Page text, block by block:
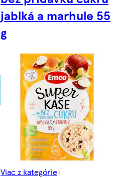
jablká a marhule 55
g
Viac z kategórie